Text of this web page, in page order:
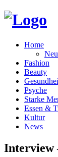
Home
Fashion
Beauty
Psyche
Starke
Essen &
Kultur
News
Interview